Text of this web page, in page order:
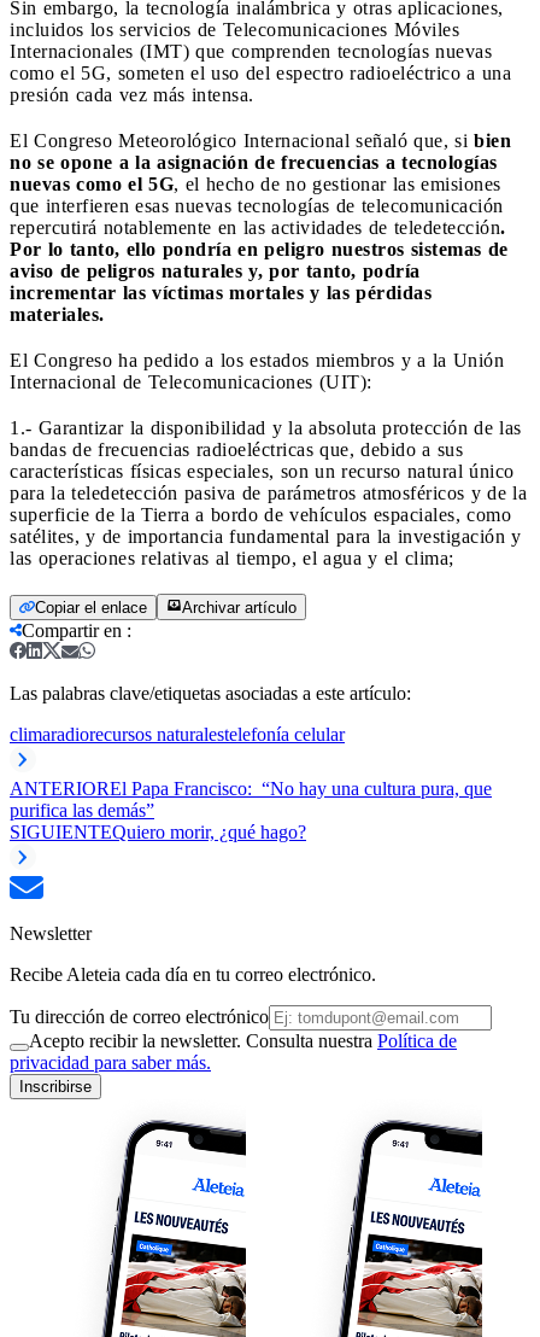
Sin embargo, la tecnología inalámbrica y otras aplicaciones,
incluidos los servicios de Telecomunicaciones Móviles
Internacionales (IMT) que comprenden tecnologías nuevas
como el 5G, someten el uso del espectro radioeléctrico a una
presión cada vez más intensa.
El Congreso Meteorológico Internacional señaló que, si bien
no se opone a la asignación de frecuencias a tecnologías
nuevas como el 5G, el hecho de no gestionar las emisiones
que interfieren esas nuevas tecnologías de telecomunicación
repercutirá notablemente en las actividades de teledetección.
Por lo tanto, ello pondría en peligro nuestros sistemas de
aviso de peligros naturales y, por tanto, podría
incrementar las víctimas mortales y las pérdidas
materiales.
El Congreso ha pedido a los estados miembros y a la Unión
Internacional de Telecomunicaciones (UIT):
1.- Garantizar la disponibilidad y la absoluta protección de las
bandas de frecuencias radioeléctricas que, debido a sus
características físicas especiales, son un recurso natural único
para la teledetección pasiva de parámetros atmosféricos y de la
superficie de la Tierra a bordo de vehículos espaciales, como
satélites, y de importancia fundamental para la investigación y
las operaciones relativas al tiempo, el agua y el clima;
Copiar el enlace Archivar artículo
Compartir en :
Las palabras clave/etiquetas asociadas a este artículo:
climaradiorecursos naturalestelefonía celular
ANTERIOREl Papa Francisco: “No hay una cultura pura, que
purifica las demás”
SIGUIENTEQuiero morir, ¿qué hago?
Newsletter
Recibe Aleteia cada día en tu correo electrónico.
Tu dirección de correo electrónico
Acepto recibir la newsletter. Consulta nuestra Política de
privacidad para saber más.
Inscribirse